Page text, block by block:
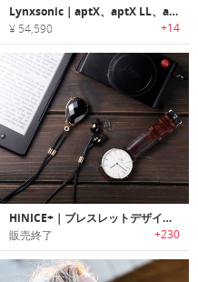
Lynxsonic｜aptX、aptX LL、aptX HDチップ搭載Bluetooth5.0ワイヤレスヘッドホン「リンクスソニック」
¥ 54,590 +14
HiNICE+｜ブレスレットデザインHi-FiサウンドBluetoothイヤホン「ハイナイス+」
販売終了 +230